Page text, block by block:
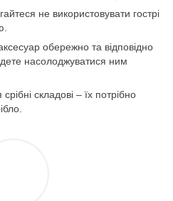
не використовувати гострі
обережно та відповідно
насолоджуватися ним
складові – їх потрібно